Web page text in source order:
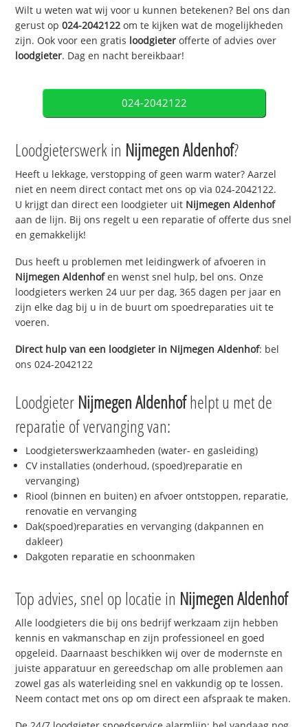
Wilt u weten wat wij voor u kunnen betekenen? Bel ons dan
gerust op024-2042122 om te kijken wat de mogelijkheden
zijn. Ook voor een gratis loodgieter offerte of advies over
loodgieter. Dag en nacht bereikbaar!
024-2042122
Loodgieterswerk in Nijmegen Aldenhof?
Heeft u lekkage, verstopping of geen warm water? Aarzel
niet en neem direct contact met ons op via 024-2042122.
U krijgt dan direct een loodgieter uit Nijmegen Aldenhof
aan de lijn. Bij ons regelt u een reparatie of offerte dus snel
en gemakkelijk!
Dus heeft u problemen met leidingwerk of afvoeren in
Nijmegen Aldenhofen wenst snel hulp, bel ons. Onze
loodgieters werken 24 uur per dag, 365 dagen per jaar en
zijn elke dag bij u in de buurt om spoedreparaties uit te
voeren.
Direct hulp van een loodgieter in Nijmegen Aldenhof: bel
ons 024-2042122
Loodgieter Nijmegen Aldenhofhelpt u met de
reparatie of vervanging van:
Loodgieterswerkzaamheden (water- en gasleiding)
CV installaties (onderhoud, (spoed)reparatie en
vervanging)
Riool (binnen en buiten) en afvoer ontstoppen, reparatie,
renovatie en vervanging
Dak(spoed)reparaties en vervanging (dakpannen en
dakleer)
Dakgoten reparatie en schoonmaken
Top advies, snel op locatie in Nijmegen Aldenhof
Alle loodgieters die bij ons bedrijf werkzaam zijn hebben
kennis en vakmanschap en zijn professioneel en goed
opgeleid. Daarnaast beschikken wij over de modernste en
juiste apparatuur en gereedschap om alle problemen aan
zowel gas als waterleiding snel en vakkundig op te lossen.
Neem contact met ons op om direct een afspraak te maken.